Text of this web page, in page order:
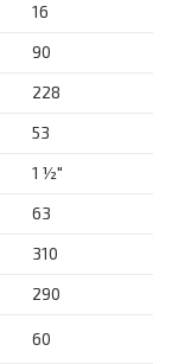
16
90
228
53
1 ½"
63
310
290
60